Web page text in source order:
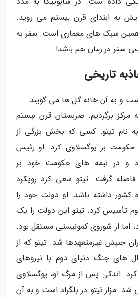
به ابتدای قرن بیستم می روید.
همین سبک های معماری است. سفر به
سفر در زمان هم باشد!
تاریخی
است و به آن خانه گل ها می گویند
مرکز برگردیم. صربستان قرن بیستم
نام تیتو. کسی که بخش بزرگی از
بر یوگسلاوی کرد. او رئیس
و در نیمه های حکومت خود بر
گرفت. تیتو سعی کرد رویکرد
کشور داشته باشد. او دولت خود را
تأسیس کرد. تیتو این دولت را یک
اما از شوروی کمونیستی مستقل بود.
جنبش غیرمتعهدها شد. تیتو که از
های جنگ دنیای دوم با نیروهای
کرد. اندکی پس از مرگ او، یوگسلاوی
مزار تیتو در بلگراد است و به آن